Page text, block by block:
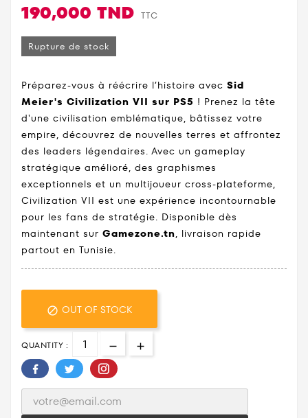
190,000 TND TTC
Rupture de stock
Préparez-vous à réécrire l’histoire avec Sid
Meier's Civilization VII sur PS5 ! Prenez la tête
d'une civilisation emblé­ma­tique, bâtissez votre
empire, découvrez de nouvelles terres et affrontez
des leaders légendaires. Avec un gameplay
stratégique amélioré, des graphismes
exceptionnels et un multijoueur cross-plateforme,
Civilization VII est une expérience incontournable
pour les fans de stratégie. Disponible dès
maintenant sur Gamezone.tn, livraison rapide
partout en Tunisie.
 OUT OF STOCK
QUANTITY :